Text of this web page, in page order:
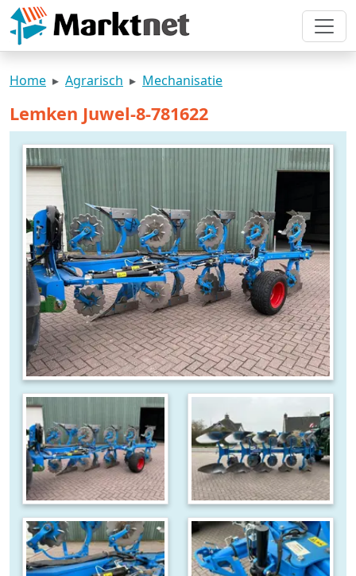
Home Agrarisch Mechanisatie
Lemken Juwel-8-781622